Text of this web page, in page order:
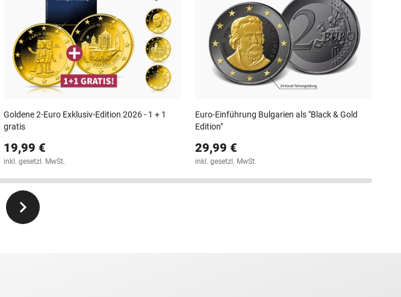
Goldene 2-Euro Exklusiv-Edition 2026 - 1 + 1
gratis
19,99 €
inkl. gesetzl. MwSt.
Euro-Einführung Bulgarien als "Black & Gold
Edition"
29,99 €
inkl. gesetzl. MwSt.